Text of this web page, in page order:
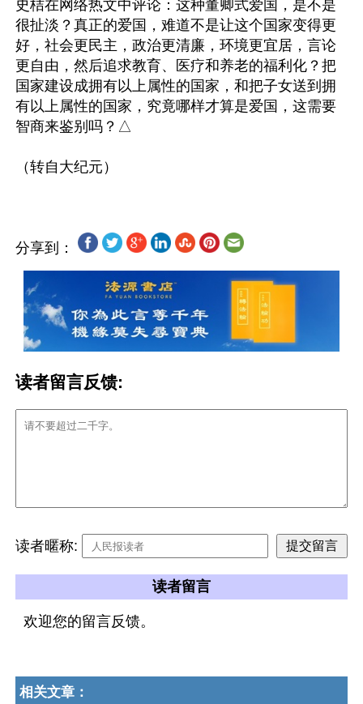
史桔在网络热文中评论：这种董卿式爱国，是不是
很扯淡？真正的爱国，难道不是让这个国家变得更
好，社会更民主，政治更清廉，环境更宜居，言论
更自由，然后追求教育、医疗和养老的福利化？把
国家建设成拥有以上属性的国家，和把子女送到拥
有以上属性的国家，究竟哪样才算是爱国，这需要
智商来鉴别吗？△
分享到：
读者留言反馈:
读者暱称:
读者留言
欢迎您的留言反馈。
相关文章：